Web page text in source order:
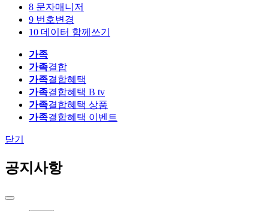
8 문자매니저
9 번호변경
10 데이터 함께쓰기
가족
가족결합
가족결합혜택
가족결합혜택 B tv
가족결합혜택 상품
가족결합혜택 이벤트
닫기
공지사항